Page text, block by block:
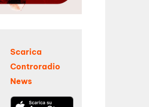
Scarica
Controradio
News